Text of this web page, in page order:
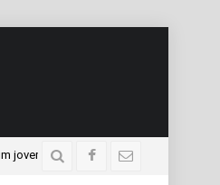
4 dias atrás APAE presente no